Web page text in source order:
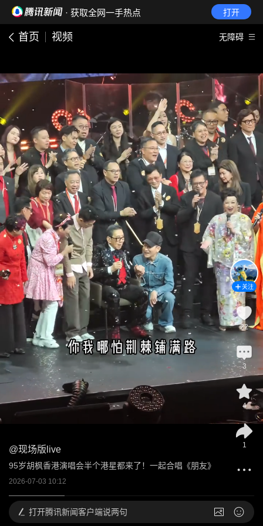
· 获取全网一手热点 打开
首页 视频 无障碍
@现场版live
95岁胡枫香港演唱会半个港星都来了！一起合唱《朋友》
2026-07-03 10:12
关注
22
3
4
1
打开腾讯新闻客户端说两句